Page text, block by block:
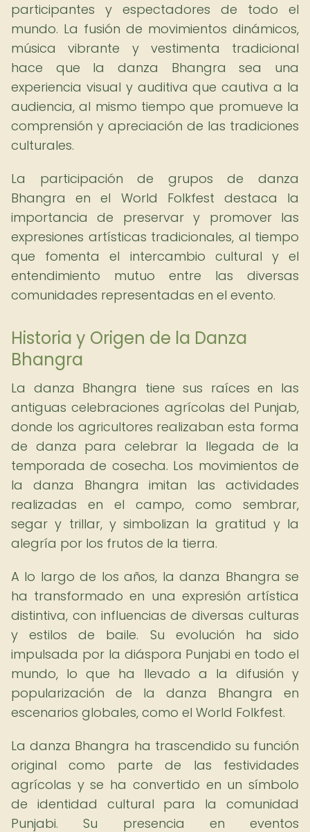
participantes y espectadores de todo el
mundo. La fusión de movimientos dinámicos,
música vibrante y vestimenta tradicional
hace que la danza Bhangra sea una
experiencia visual y auditiva que cautiva a la
audiencia, al mismo tiempo que promueve la
comprensión y apreciación de las tradiciones
culturales.
La participación de grupos de danza
Bhangra en el World Folkfest destaca la
importancia de preservar y promover las
expresiones artísticas tradicionales, al tiempo
que fomenta el intercambio cultural y el
entendimiento mutuo entre las diversas
comunidades representadas en el evento.
Historia y Origen de la Danza
Bhangra
La danza Bhangra tiene sus raíces en las
antiguas celebraciones agrícolas del Punjab,
donde los agricultores realizaban esta forma
de danza para celebrar la llegada de la
temporada de cosecha. Los movimientos de
la danza Bhangra imitan las actividades
realizadas en el campo, como sembrar,
segar y trillar, y simbolizan la gratitud y la
alegría por los frutos de la tierra.
A lo largo de los años, la danza Bhangra se
ha transformado en una expresión artística
distintiva, con influencias de diversas culturas
y estilos de baile. Su evolución ha sido
impulsada por la diáspora Punjabi en todo el
mundo, lo que ha llevado a la difusión y
popularización de la danza Bhangra en
escenarios globales, como el World Folkfest.
La danza Bhangra ha trascendido su función
original como parte de las festividades
agrícolas y se ha convertido en un símbolo
de identidad cultural para la comunidad
Punjabi. Su presencia en eventos